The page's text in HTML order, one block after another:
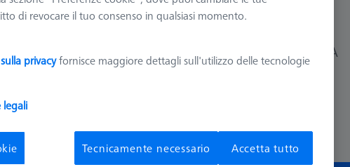
626118-2501-038
480,96 € più IVA
di revocare il tuo consenso in qualsiasi momento.
privacyfornisce maggiore dettagli sull'utilizzo delle tecnologie
legali
Tecnicamente necessario Accetta tutto